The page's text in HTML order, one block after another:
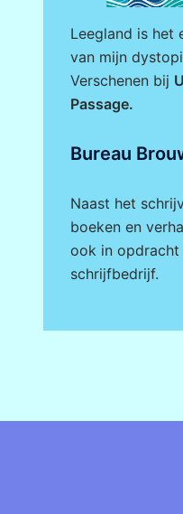
Leegland is het
van mijn
Verschenen bij
Passage.
Bureau
Naast het
boeken en
ook in opdracht
schrijfbedrijf.